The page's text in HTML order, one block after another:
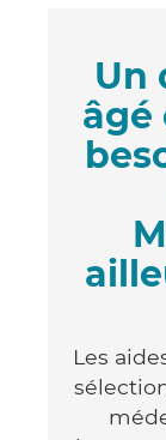
Un
âgé
Les